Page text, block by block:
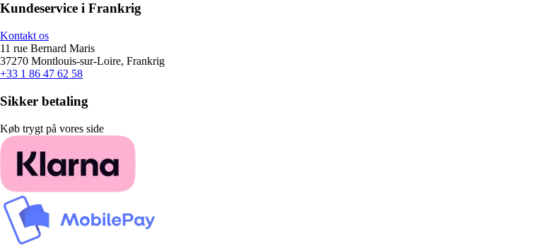
Kundeservice i Frankrig
Kontakt os
11 rue Bernard Maris
37270 Montlouis-sur-Loire, Frankrig
+33 1 86 47 62 58
Sikker betaling
Køb trygt på vores side